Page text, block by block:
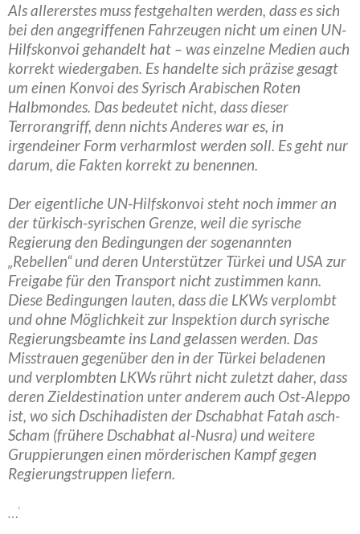
Als allererstes muss festgehalten werden, dass es sich
bei den angegriffenen Fahrzeugen nicht um einen UN-
Hilfskonvoi gehandelt hat – was einzelne Medien auch
korrekt wiedergaben. Es handelte sich präzise gesagt
um einen Konvoi des Syrisch Arabischen Roten
Halbmondes. Das bedeutet nicht, dass dieser
Terrorangriff, denn nichts Anderes war es, in
irgendeiner Form verharmlost werden soll. Es geht nur
darum, die Fakten korrekt zu benennen.
Der eigentliche UN-Hilfskonvoi steht noch immer an
der türkisch-syrischen Grenze, weil die syrische
Regierung den Bedingungen der sogenannten
„Rebellen“ und deren Unterstützer Türkei und USA zur
Freigabe für den Transport nicht zustimmen kann.
Diese Bedingungen lauten, dass die LKWs verplombt
und ohne Möglichkeit zur Inspektion durch syrische
Regierungsbeamte ins Land gelassen werden. Das
Misstrauen gegenüber den in der Türkei beladenen
und verplombten LKWs rührt nicht zuletzt daher, dass
deren Zieldestination unter anderem auch Ost-Aleppo
ist, wo sich Dschihadisten der Dschabhat Fatah asch-
Scham (frühere Dschabhat al-Nusra) und weitere
Gruppierungen einen mörderischen Kampf gegen
Regierungstruppen liefern.
…‘